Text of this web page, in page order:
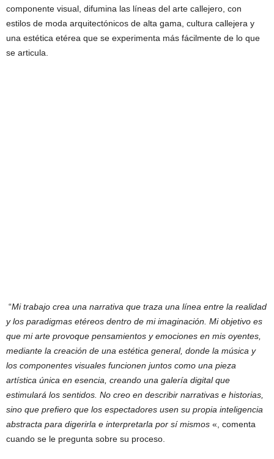
componente visual, difumina las líneas del arte callejero, con
estilos de moda arquitectónicos de alta gama, cultura callejera y
una estética etérea que se experimenta más fácilmente de lo que
se articula.
“Mi trabajo crea una narrativa que traza una línea entre la realidad
y los paradigmas etéreos dentro de mi imaginación. Mi objetivo es
que mi arte provoque pensamientos y emociones en mis oyentes,
mediante la creación de una estética general, donde la música y
los componentes visuales funcionen juntos como una pieza
artística única en esencia, creando una galería digital que
estimulará los sentidos. No creo en describir narrativas e historias,
sino que prefiero que los espectadores usen su propia inteligencia
abstracta para digerirla e interpretarla por sí mismos «, comenta
cuando se le pregunta sobre su proceso.